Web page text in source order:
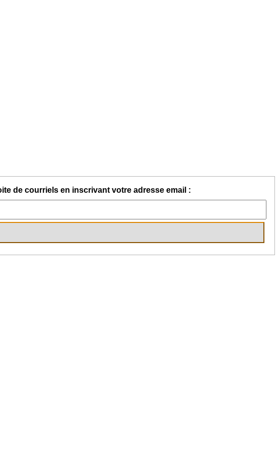
de courriels en inscrivant votre adresse email :